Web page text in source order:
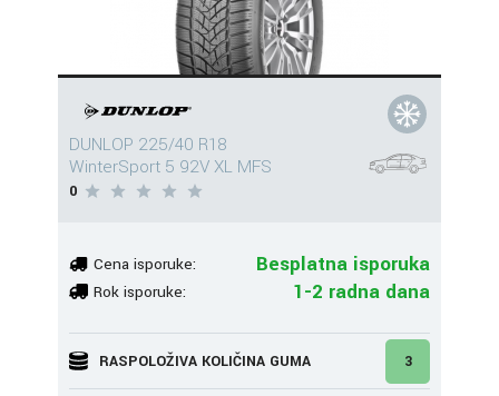
DUNLOP 225/40 R18
WinterSport 5 92V XL MFS
0
Cena isporuke: Besplatna isporuka
Rok isporuke: 1-2 radna dana
RASPOLOŽIVA KOLIČINA GUMA 3